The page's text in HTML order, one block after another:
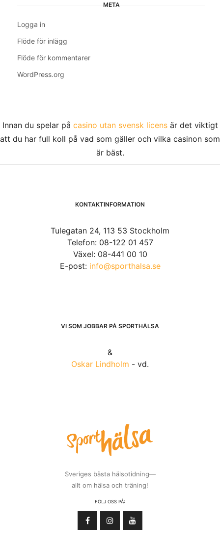
META
Logga in
Flöde för inlägg
Flöde för kommentarer
WordPress.org
Innan du spelar på casino utan svensk licensär det viktigt
att du har full koll på vad som gäller och vilka casinon som
är bäst.
KONTAKTINFORMATION
Tulegatan 24, 113 53 Stockholm
Telefon: 08-122 01 457
Växel: 08-441 00 10
E-post: info@sporthalsa.se
VI SOM JOBBAR PÅ SPORTHÄLSA
&
Oskar Lindholm - vd.
Sveriges bästa hälsotidning—
allt om hälsa och träning!
FÖLJ OSS PÅ: